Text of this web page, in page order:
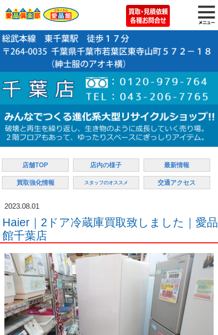
店舗TOP 店内の様子 最新情報
買取強化情報 スタッフのオススメ 交通アクセス
2023.08.01
Haier｜2ドア冷蔵庫買取致しました｜愛品
館千葉店